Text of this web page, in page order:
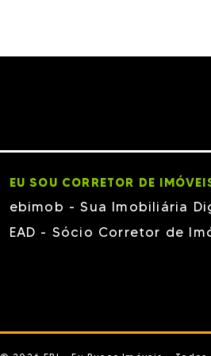
EU SOU CORRETOR DE
ebimob - Sua Imobiliária
EAD - Sócio Corretor de